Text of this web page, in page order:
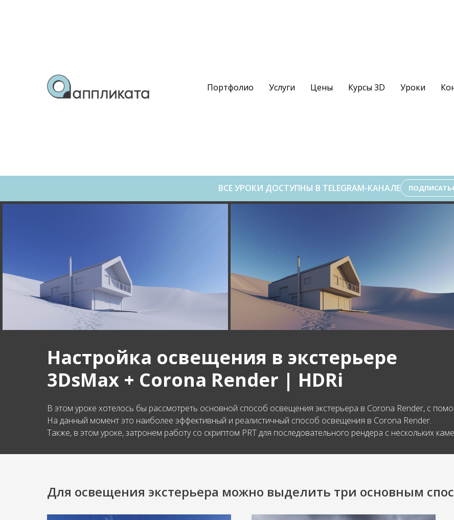
Портфолио Услуги Цены Курсы 3D Уроки
ВСЕ УРОКИ ДОСТУПНЫ В TELEGRAM-КАНАЛЕ
Настройка освещения в экстерьере
3DsMax + Corona Render | HDRi
В этом уроке хотелось бы рассмотреть основной способ освещения экстерьера в Corona Render, с
На данный момент это наиболее эффективный и реалистичный способ освещения в Corona Render.
Также, в этом уроке, затронем работу со скриптом PRT для последовательного рендера с нескольких
Для освещения экстерьера можно выделить три основным